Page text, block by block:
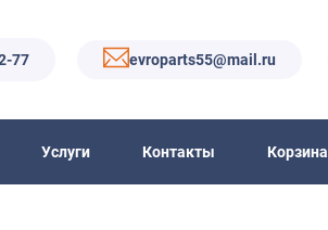
77 evroparts55@mail.ru
Услуги Контакты Корзина